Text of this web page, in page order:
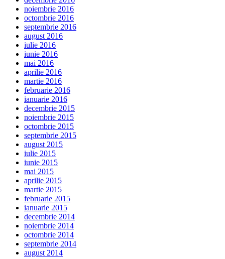
noiembrie 2016
octombrie 2016
septembrie 2016
august 2016
iulie 2016
iunie 2016
mai 2016
aprilie 2016
martie 2016
februarie 2016
ianuarie 2016
decembrie 2015
noiembrie 2015
octombrie 2015
septembrie 2015
august 2015
iulie 2015
iunie 2015
mai 2015
aprilie 2015
martie 2015
februarie 2015
ianuarie 2015
decembrie 2014
noiembrie 2014
octombrie 2014
septembrie 2014
august 2014